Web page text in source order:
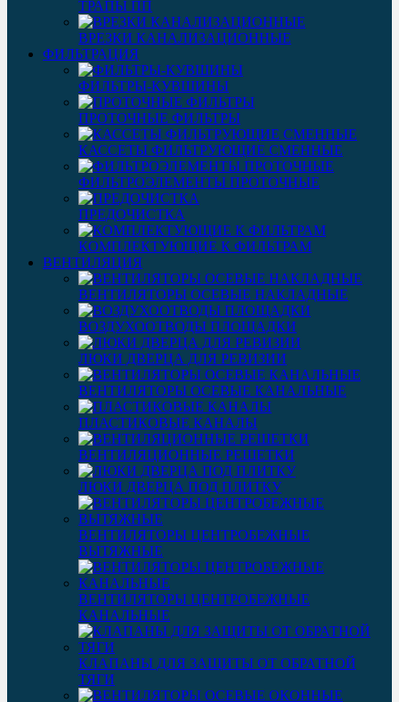
ТРАПЫ ПП
ВРЕЗКИ КАНАЛИЗАЦИОННЫЕ
ФИЛЬТРАЦИЯ
ФИЛЬТРЫ-КУВШИНЫ
ПРОТОЧНЫЕ ФИЛЬТРЫ
КАССЕТЫ ФИЛЬТРУЮЩИЕ СМЕННЫЕ
ФИЛЬТРОЭЛЕМЕНТЫ ПРОТОЧНЫЕ
ПРЕДОЧИСТКА
КОМПЛЕКТУЮЩИЕ К ФИЛЬТРАМ
ВЕНТИЛЯЦИЯ
ВЕНТИЛЯТОРЫ ОСЕВЫЕ НАКЛАДНЫЕ
ВОЗДУХООТВОДЫ ПЛОЩАДКИ
ЛЮКИ ДВЕРЦА ДЛЯ РЕВИЗИИ
ВЕНТИЛЯТОРЫ ОСЕВЫЕ КАНАЛЬНЫЕ
ПЛАСТИКОВЫЕ КАНАЛЫ
ВЕНТИЛЯЦИОННЫЕ РЕШЕТКИ
ЛЮКИ ДВЕРЦА ПОД ПЛИТКУ
ВЕНТИЛЯТОРЫ ЦЕНТРОБЕЖНЫЕ
ВЫТЯЖНЫЕ
ВЕНТИЛЯТОРЫ ЦЕНТРОБЕЖНЫЕ
КАНАЛЬНЫЕ
КЛАПАНЫ ДЛЯ ЗАЩИТЫ ОТ ОБРАТНОЙ
ТЯГИ